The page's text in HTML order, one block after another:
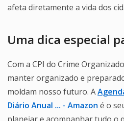
afeta diretamente a vida dos
Uma dica especial
Com a CPI do Crime
manter organizado e
moldam nosso futuro. A
Diário Anual ... - Amazon é o